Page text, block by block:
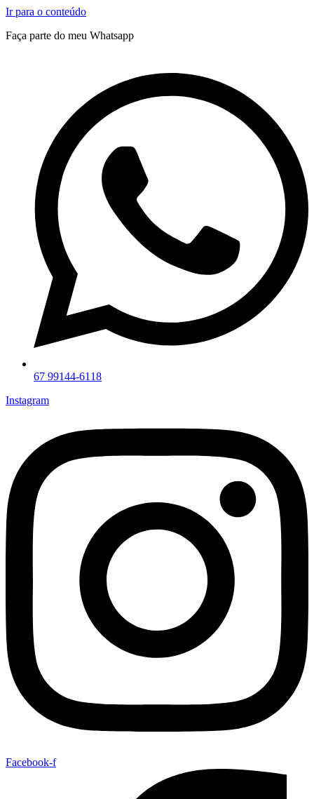
Ir para o conteúdo
Faça parte do meu Whatsapp
67 99144-6118
Instagram
Facebook-f